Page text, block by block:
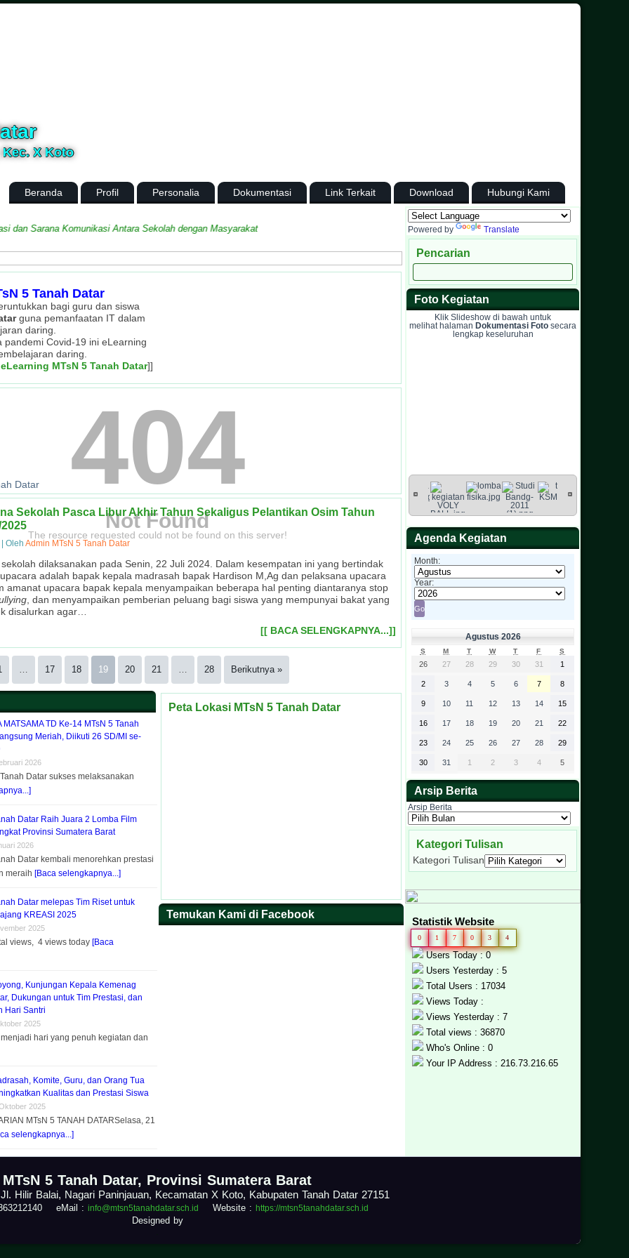
X Koto
Beranda Profil Personalia Dokumentasi Link Terkait Download Hubungi Kami
Sarana Komunikasi Antara Sekolah dengan Masyarakat
5 Tanah Datar
bagi guru dan siswa
guna pemanfaatan IT dalam
daring.
pandemi Covid-19 ini eLearning
daring.
MTsN 5 Tanah Datar]]
Datar
Sekolah Pasca Libur Akhir Tahun Sekaligus Pelantikan Osim Tahun
Oleh Admin MTsN 5 Tanah Datar
dilaksanakan pada Senin, 22 Juli 2024. Dalam kesempatan ini yang bertindak
adalah bapak kepala madrasah bapak Hardison M,Ag dan pelaksana upacara
amanat upacara bapak kepala menyampaikan beberapa hal penting diantaranya stop
, dan menyampaikan pemberian peluang bagi siswa yang mempunyai bakat yang
disalurkan agar…
[[ BACA SELENGKAPNYA...]]
… 17 18 19 20 21 … 28 Berikutnya »
MATSAMA TD Ke-14 MTsN 5 Tanah
Meriah, Diikuti 26 SD/MI se-
2026
Datar sukses melaksanakan
Datar Raih Juara 2 Lomba Film
Provinsi Sumatera Barat
2026
Datar kembali menorehkan prestasi
meraih [Baca selengkapnya...]
Datar melepas Tim Riset untuk
KREASI 2025
2025
views, 4 views today [Baca
Kunjungan Kepala Kemenag
Dukungan untuk Tim Prestasi, dan
Hari Santri
2025
hari yang penuh kegiatan dan
Komite, Guru, dan Orang Tua
Kualitas dan Prestasi Siswa
2025
MTsN 5 TANAH DATARSelasa, 21
selengkapnya...]
Peta Lokasi MTsN 5 Tanah Datar
Temukan Kami di Facebook
Powered by Translate
Pencarian
Foto Kegiatan
Klik Slideshow di bawah untuk
melihat halaman Dokumentasi Foto secara
lengkap keseluruhan
Agenda Kegiatan
Month:
Year:
Agustus 2026
S M T W T F S
26 27 28 29 30 31 1
2 3 4 5 6 7 8
9 10 11 12 13 14 15
16 17 18 19 20 21 22
23 24 25 26 27 28 29
30 31 1 2 3 4 5
Arsip Berita
Arsip Berita
Kategori Tulisan
Kategori Tulisan
Statistik Website
0 1 7 0 3 4
Users Today : 0
Users Yesterday : 5
Total Users : 17034
Views Today :
Views Yesterday : 7
Total views : 36870
Who's Online : 0
Your IP Address : 216.73.216.65
MTsN 5 Tanah Datar, Provinsi Sumatera Barat
Hilir Balai, Nagari Paninjauan, Kecamatan X Koto, Kabupaten Tanah Datar 27151
eMail : info@mtsn5tanahdatar.sch.id Website : https://mtsn5tanahdatar.sch.id
Designed by
404
Not Found
The resource requested could not be found on this server!